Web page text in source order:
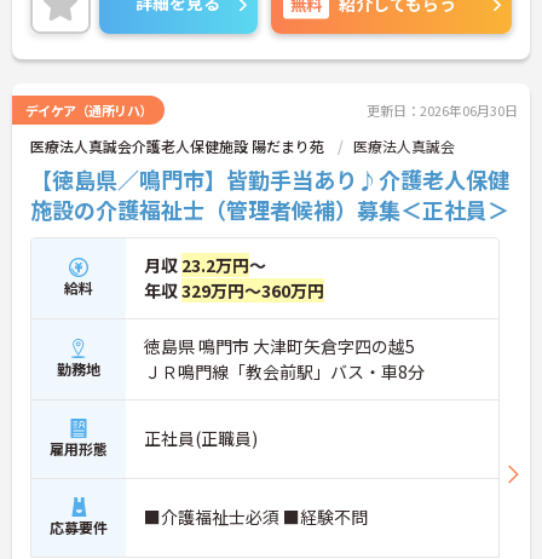
ご興味のある方には、面接対策ポイントなど、さら
に詳細をお話しいたしますのでお気軽にご相談くだ
さい！
デイケア（通所リハ） 更新日：2026年06月30日
医療法人真誠会介護老人保健施設 陽だまり苑 医療法人真誠会
【徳島県／鳴門市】皆勤手当あり♪介護老人保健
施設の介護福祉士（管理者候補）募集＜正社員＞
給料
月収 23.2万円～
年収329万円～360万円
勤務地
徳島県 鳴門市 大津町矢倉字四の越5
ＪＲ鳴門線「教会前駅」バス・車8分
雇用形態 正社員(正職員)
応募要件 ■介護福祉士必須 ■経験不問